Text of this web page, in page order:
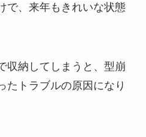
で、来年もきれいな状態
収納してしまうと、型崩
たトラブルの原因になり